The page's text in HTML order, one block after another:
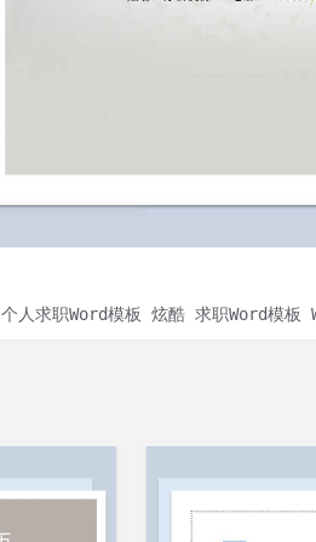
个人求职Word模板 炫酷 求职Word模板